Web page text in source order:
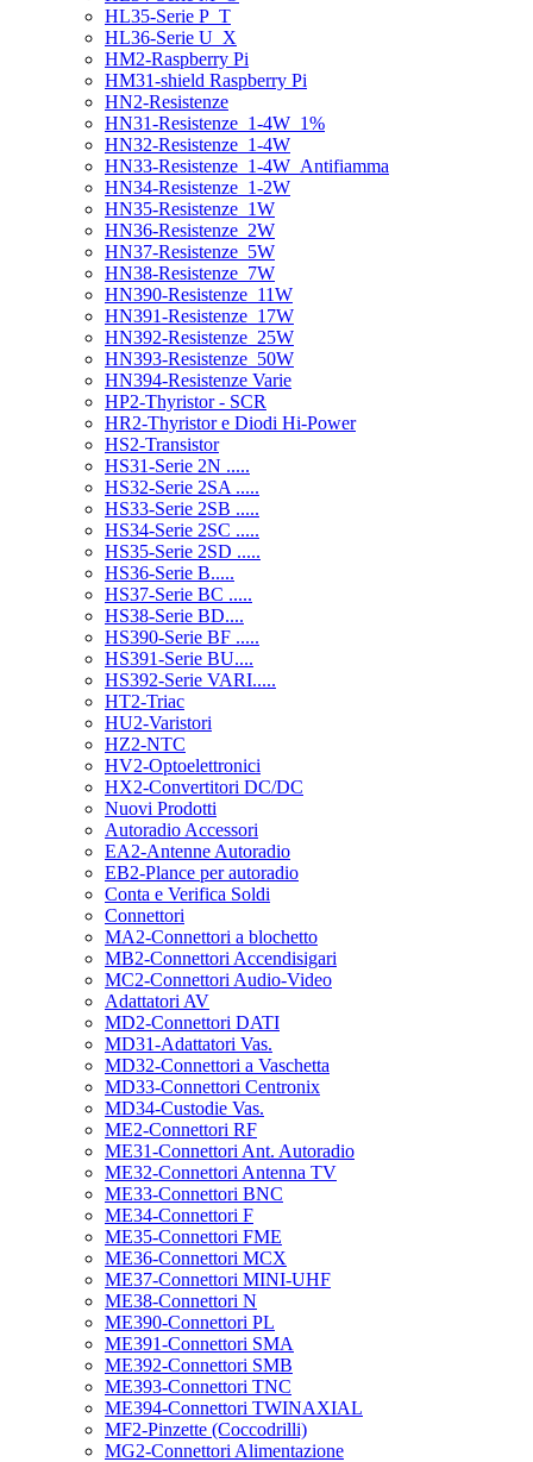
HL35-Serie P_T
HL36-Serie U_X
HM2-Raspberry Pi
HM31-shield Raspberry Pi
HN2-Resistenze
HN31-Resistenze_1-4W_1%
HN32-Resistenze_1-4W
HN33-Resistenze_1-4W_Antifiamma
HN34-Resistenze_1-2W
HN35-Resistenze_1W
HN36-Resistenze_2W
HN37-Resistenze_5W
HN38-Resistenze_7W
HN390-Resistenze_11W
HN391-Resistenze_17W
HN392-Resistenze_25W
HN393-Resistenze_50W
HN394-Resistenze Varie
HP2-Thyristor - SCR
HR2-Thyristor e Diodi Hi-Power
HS2-Transistor
HS31-Serie 2N .....
HS32-Serie 2SA .....
HS33-Serie 2SB .....
HS34-Serie 2SC .....
HS35-Serie 2SD .....
HS36-Serie B.....
HS37-Serie BC .....
HS38-Serie BD....
HS390-Serie BF .....
HS391-Serie BU....
HS392-Serie VARI.....
HT2-Triac
HU2-Varistori
HZ2-NTC
HV2-Optoelettronici
HX2-Convertitori DC/DC
Nuovi Prodotti
Autoradio Accessori
EA2-Antenne Autoradio
EB2-Plance per autoradio
Conta e Verifica Soldi
Connettori
MA2-Connettori a blochetto
MB2-Connettori Accendisigari
MC2-Connettori Audio-Video
Adattatori AV
MD2-Connettori DATI
MD31-Adattatori Vas.
MD32-Connettori a Vaschetta
MD33-Connettori Centronix
MD34-Custodie Vas.
ME2-Connettori RF
ME31-Connettori Ant. Autoradio
ME32-Connettori Antenna TV
ME33-Connettori BNC
ME34-Connettori F
ME35-Connettori FME
ME36-Connettori MCX
ME37-Connettori MINI-UHF
ME38-Connettori N
ME390-Connettori PL
ME391-Connettori SMA
ME392-Connettori SMB
ME393-Connettori TNC
ME394-Connettori TWINAXIAL
MF2-Pinzette (Coccodrilli)
MG2-Connettori Alimentazione